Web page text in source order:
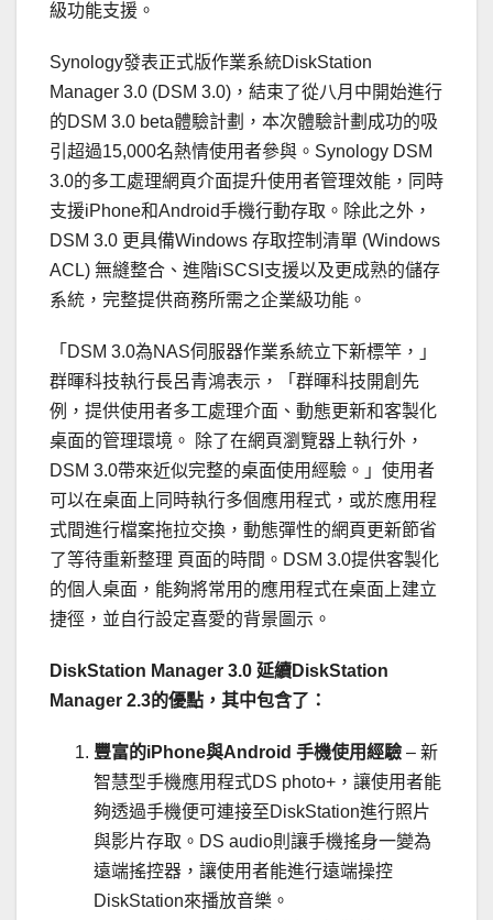
級功能支援。
Synology發表正式版作業系統DiskStation
Manager 3.0 (DSM 3.0)，結束了從八月中開始進行
的DSM 3.0 beta體驗計劃，本次體驗計劃成功的吸
引超過15,000名熱情使用者參與。Synology DSM
3.0的多工處理網頁介面提升使用者管理效能，同時
支援iPhone和Android手機行動存取。除此之外，
DSM 3.0 更具備Windows 存取控制清單 (Windows
ACL) 無縫整合、進階iSCSI支援以及更成熟的儲存
系統，完整提供商務所需之企業級功能。
「DSM 3.0為NAS伺服器作業系統立下新標竿，」
群暉科技執行長呂青鴻表示，「群暉科技開創先
例，提供使用者多工處理介面、動態更新和客製化
桌面的管理環境。 除了在網頁瀏覽器上執行外，
DSM 3.0帶來近似完整的桌面使用經驗。」使用者
可以在桌面上同時執行多個應用程式，或於應用程
式間進行檔案拖拉交換，動態彈性的網頁更新節省
了等待重新整理 頁面的時間。DSM 3.0提供客製化
的個人桌面，能夠將常用的應用程式在桌面上建立
捷徑，並自行設定喜愛的背景圖示。
DiskStation Manager 3.0 延續DiskStation
Manager 2.3的優點，其中包含了：
豐富的iPhone與Android 手機使用經驗 – 新
智慧型手機應用程式DS photo+，讓使用者能
夠透過手機便可連接至DiskStation進行照片
與影片存取。DS audio則讓手機搖身一變為
遠端搖控器，讓使用者能進行遠端操控
DiskStation來播放音樂。